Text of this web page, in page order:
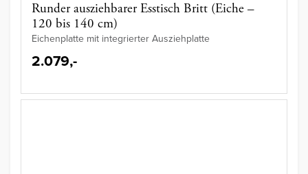
Runder ausziehbarer Esstisch Britt (Eiche –
120 bis 140 cm)
Eichenplatte mit integrierter Ausziehplatte
2.079,-